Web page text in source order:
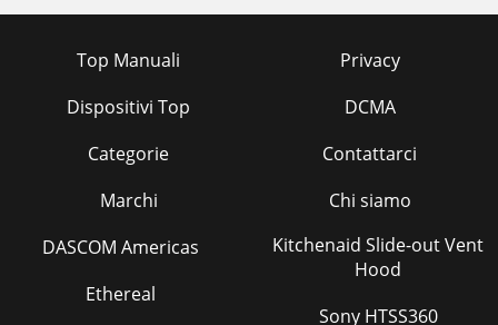
Top Manuali
Dispositivi Top
Categorie
Marchi
Privacy
DCMA
Contattarci
Chi siamo
DASCOM Americas
Ethereal
Kitchenaid Slide-out Vent
Hood
Sony HTSS360